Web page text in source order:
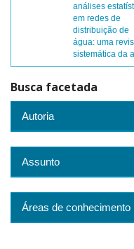
análises
em redes de
distribuição de
água: uma
sistemática da
Busca facetada
Autoria
Assunto
Áreas de conhecimento